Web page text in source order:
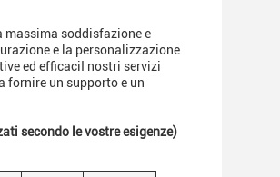
massima soddisfazione e
e la personalizzazione
ed efficaciI nostri servizi
fornire un supporto e un
secondo le vostre esigenze)